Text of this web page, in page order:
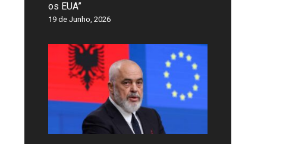
os EUA”
19 de Junho, 2026